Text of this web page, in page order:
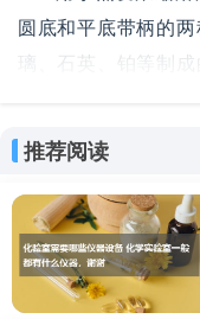
圆底和平底带柄的
璃、石英、铂等制
根据溶液和固体的
可耐高温，但不宜骤
酒精灯是以酒精
酒精灯由灯体、灯
400—500℃，适用于
推荐阅读